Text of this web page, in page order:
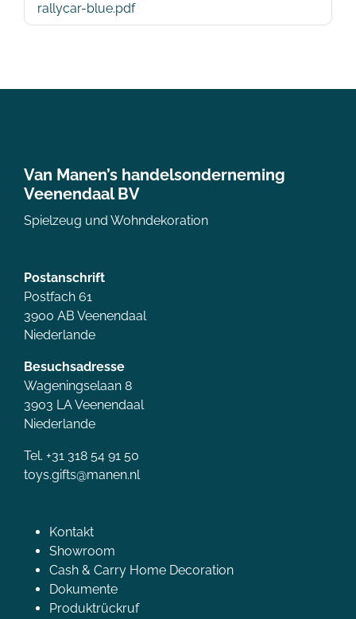
rallycar-blue.pdf
Van Manen’s handelsonderneming
Veenendaal BV
Spielzeug und Wohndekoration
Postanschrift
Postfach 61
3900 AB Veenendaal
Niederlande
Besuchsadresse
Wageningselaan 8
3903 LA Veenendaal
Niederlande
Tel. +31 318 54 91 50
toys.gifts@manen.nl
Kontakt
Showroom
Cash & Carry Home Decoration
Dokumente
Produktrückruf